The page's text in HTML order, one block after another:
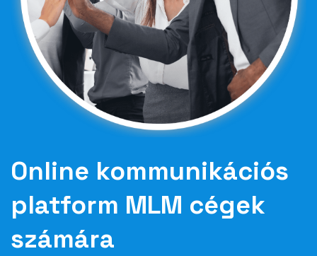
Online kommunikációs
platform MLM cégek
számára